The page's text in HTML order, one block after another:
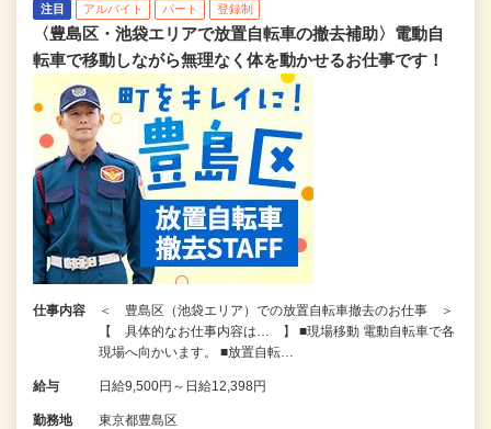
注目 アルバイト パート 登録制
〈豊島区・池袋エリアで放置自転車の撤去補助〉電動自
転車で移動しながら無理なく体を動かせるお仕事です！
仕事内容
＜ 豊島区（池袋エリア）での放置自転車撤去のお仕事 ＞
【 具体的なお仕事内容は… 】 ■現場移動 電動自転車で各
現場へ向かいます。 ■放置自転…
給与 日給9,500円～日給12,398円
勤務地 東京都豊島区